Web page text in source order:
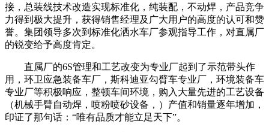
接，总装线技术改造实现标准化，纯装配，不动焊，产品竞争
力得到极大提升，获得销售经理及广大用户的高度的认可和赞
誉。集团领导多次到标准化洒水车厂参观指导工作，对直属厂
的锐变给予高度肯定。
直属厂的6S管理和工艺改变为专业厂起到了示范带头作
用，环卫应急装备车厂，斯科迪亚勾臂车专业厂，环境装备车
专业厂等积极响应，整顿车间环境，购入大量先进的工艺设备
（机械手臂自动焊，喷粉喷砂设备，）产值和销量逐年增加，
印证了那句话：“唯有品质才能立足天下”。